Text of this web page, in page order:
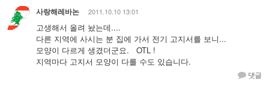
사랑해레바논 2011.10.10 13:01
고생해서 올려 놨는데....
다른 지역에 사시는 분 집에 가서 전기 고지서를 보니...
모양이 다르게 생겼더군요. OTL !
지역마다 고지서 모양이 다를 수도 있습니다.
댓글